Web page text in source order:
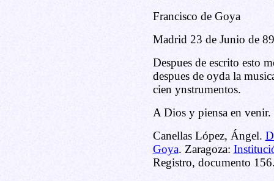
Francisco de Goya
Madrid 23 de Junio de 89
Despues de escrito esto
despues de oyda la
cien ynstrumentos.
A Dios y piensa en venir.
Canellas López, Ángel.
Goya. Zaragoza:
Registro, documento